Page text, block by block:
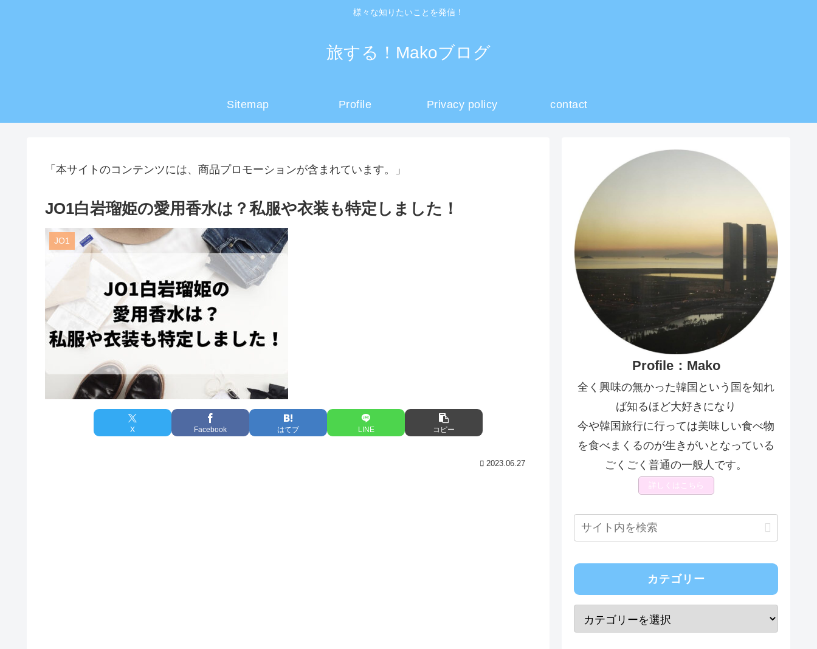
様々な知りたいことを発信！
旅する！Makoブログ
Sitemap Profile Privacy policy contact
「本サイトのコンテンツには、商品プロモーションが含まれています。」
JO1白岩瑠姫の愛用香水は？私服や衣装も特定しました！
JO1
X Facebook はてブ LINE コピー
2023.06.27
Profile：Mako
全く興味の無かった韓国という国を知れ
ば知るほど大好きになり
今や韓国旅行に行っては美味しい食べ物
を食べまくるのが生きがいとなっている
ごくごく普通の一般人です。
詳しくはこちら
カテゴリー